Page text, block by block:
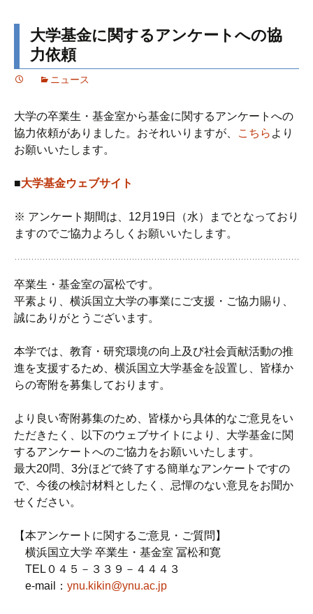
大学基金に関するアンケートへの協
力依頼
ニュース
大学の卒業生・基金室から基金に関するアンケートへの
協力依頼がありました。おそれいりますが、
こちら より
お願いいたします。
■大学基金ウェブサイト
※ アンケート期間は、12月19日（水）までとなっており
ますのでご協力よろしくお願いいたします。
卒業生・基金室の冨松です。
平素より、横浜国立大学の事業にご支援・ご協力賜り、
誠にありがとうございます。
本学では、教育・研究環境の向上及び社会貢献活動の推
進を支援するため、横浜国立大学基金を設置し、皆様か
らの寄附を募集しております。
より良い寄附募集のため、皆様から具体的なご意見をい
ただきたく、以下のウェブサイトにより、大学基金に関
するアンケートへのご協力をお願いいたします。
最大20問、3分ほどで終了する簡単なアンケートですの
で、今後の検討材料としたく、忌憚のない意見をお聞か
せください。
【本アンケートに関するご意見・ご質問】
横浜国立大学 卒業生・基金室 冨松和寛
TEL０４５－３３９－４４４３
e-mail： ynu.kikin@ynu.ac.jp